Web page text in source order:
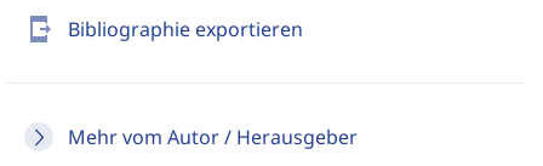
send_to_mobile Bibliographie exportieren
Mehr vom Autor / Herausgeber